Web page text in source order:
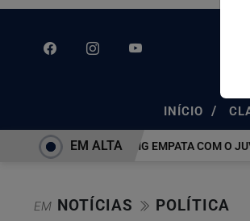
INÍCIO /
ATLÉTICO-MG EMPATA COM O
EM ALTA
EM NOTÍCIAS POLÍTICA